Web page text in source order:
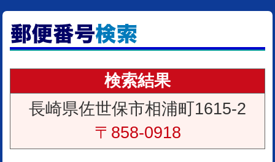
検索結果
長崎県佐世保市相浦町1615-2
〒858-0918